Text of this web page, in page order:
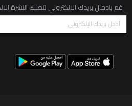
قم بادخال بريدك الالكتروني لتصلك النشرة